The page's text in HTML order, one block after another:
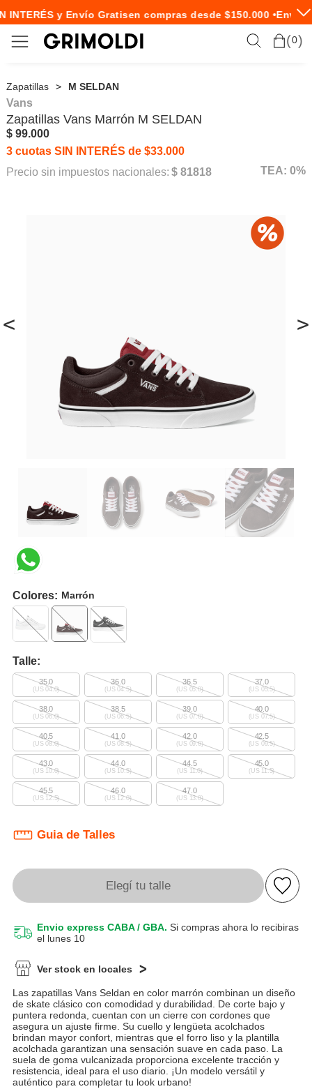
INTERÉS y Envío Gratisen compras desde $150.000 •Envío
0
Zapatillas M SELDAN
< >
Vans
Zapatillas Vans Marrón M SELDAN
$ 99.000
3 cuotas SIN INTERÉS de $33.000
Precio sin impuestos nacionales: $ 81818 TEA: 0%
Colores: Marrón
Talle:
35.0
(US 04.0)
36.0
(US 04.5)
36.5
(US 05.0)
37.0
(US 05.5)
38.0
(US 06.0)
38.5
(US 06.5)
39.0
(US 07.0)
40.0
(US 07.5)
40.5
(US 08.0)
41.0
(US 08.5)
42.0
(US 09.0)
42.5
(US 09.5)
43.0
(US 10.0)
44.0
(US 10.5)
44.5
(US 11.0)
45.0
(US 11.5)
45.5
(US 12.5)
46.0
(US 12.0)
47.0
(US 13.0)
Guia de Talles
Elegí tu talle
Envio express CABA / GBA. Si compras ahora lo recibiras
el lunes 10
Ver stock en locales
Las zapatillas Vans Seldan en color marrón combinan un diseño
de skate clásico con comodidad y durabilidad. De corte bajo y
puntera redonda, cuentan con un cierre con cordones que
asegura un ajuste firme. Su cuello y lengüeta acolchados
brindan mayor confort, mientras que el forro liso y la plantilla
acolchada garantizan una sensación suave en cada paso. La
suela de goma vulcanizada proporciona excelente tracción y
resistencia, ideal para el uso diario. ¡Un modelo versátil y
auténtico para completar tu look urbano!